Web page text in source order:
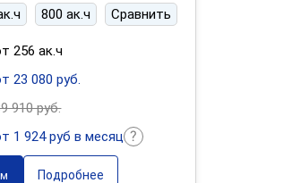
800 ак.ч Сравнить
256 ак.ч
23 080 руб.
910 руб.
1 924 руб в месяц
Подробнее